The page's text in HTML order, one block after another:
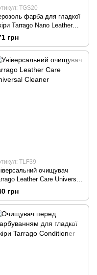
TGS20
фарба для гладкої
Tarrago Nano Leather
грн
TLF39
очищувач
Leather Care Universal
грн